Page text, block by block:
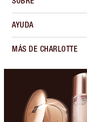
AYUDA
MÁS DE CHARLOTTE